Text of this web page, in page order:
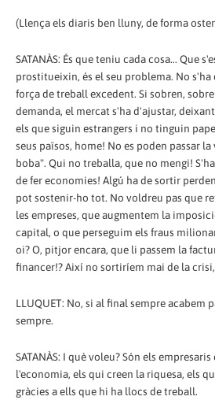
(Llença els diaris ben lluny, de forma
SATANÀS: És que teniu cada cosa... Que
prostitueixin, és el seu problema. No
força de treball excedent. Si sobren,
demanda, el mercat s'ha d'ajustar,
els que siguin estrangers i no tinguin
seus països, home! No es poden passar
boba". Qui no treballa, que no mengi!
de fer economies! Algú ha de sortir
pot sostenir-ho tot. No voldreu pas que
les empreses, que augmentem la
capital, o que perseguim els fraus
oi? O, pitjor encara, que li passem la
financer!? Així no sortiríem mai de la
LLUQUET: No, si al final sempre acabem
sempre.
SATANÀS: I què voleu? Són els
l'economia, els qui creen la riquesa, els
gràcies a ells que hi ha llocs de treball.